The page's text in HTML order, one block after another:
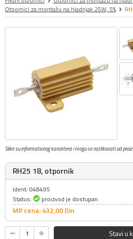
Otpornici za montažu na hladnjak 25W, 5%
Slike su informativnog karaktera i mogu se razlikovati od
RH25 18, otpornik
Ident: 048495
Status:
proizvod je dostupan
MP cena: 432,00Din
Stavi u